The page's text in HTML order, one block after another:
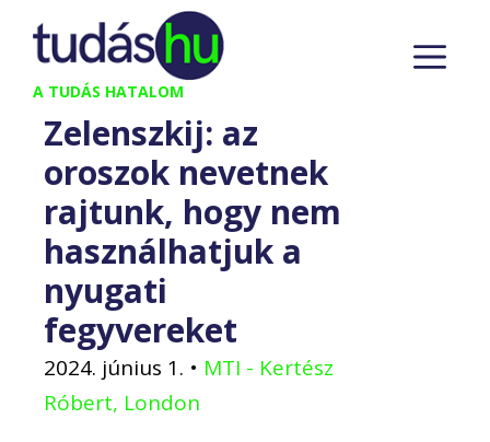
Kilépés
tartalomba
A TUDÁS HATALOM
Zelenszkij: az
oroszok nevetnek
rajtunk, hogy nem
használhatjuk a
nyugati
fegyvereket
2024. június 1. • MTI - Kertész
Róbert, London